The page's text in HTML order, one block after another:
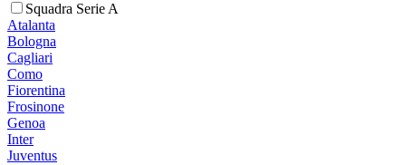
Squadra Serie A
Atalanta
Bologna
Cagliari
Como
Fiorentina
Frosinone
Genoa
Inter
Juventus